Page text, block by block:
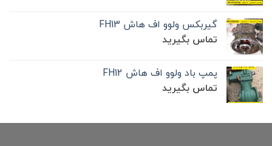
گیربکس ولوو اف هاش FH13
تماس بگیرید
پمپ باد ولوو اف هاش FH12
تماس بگیرید